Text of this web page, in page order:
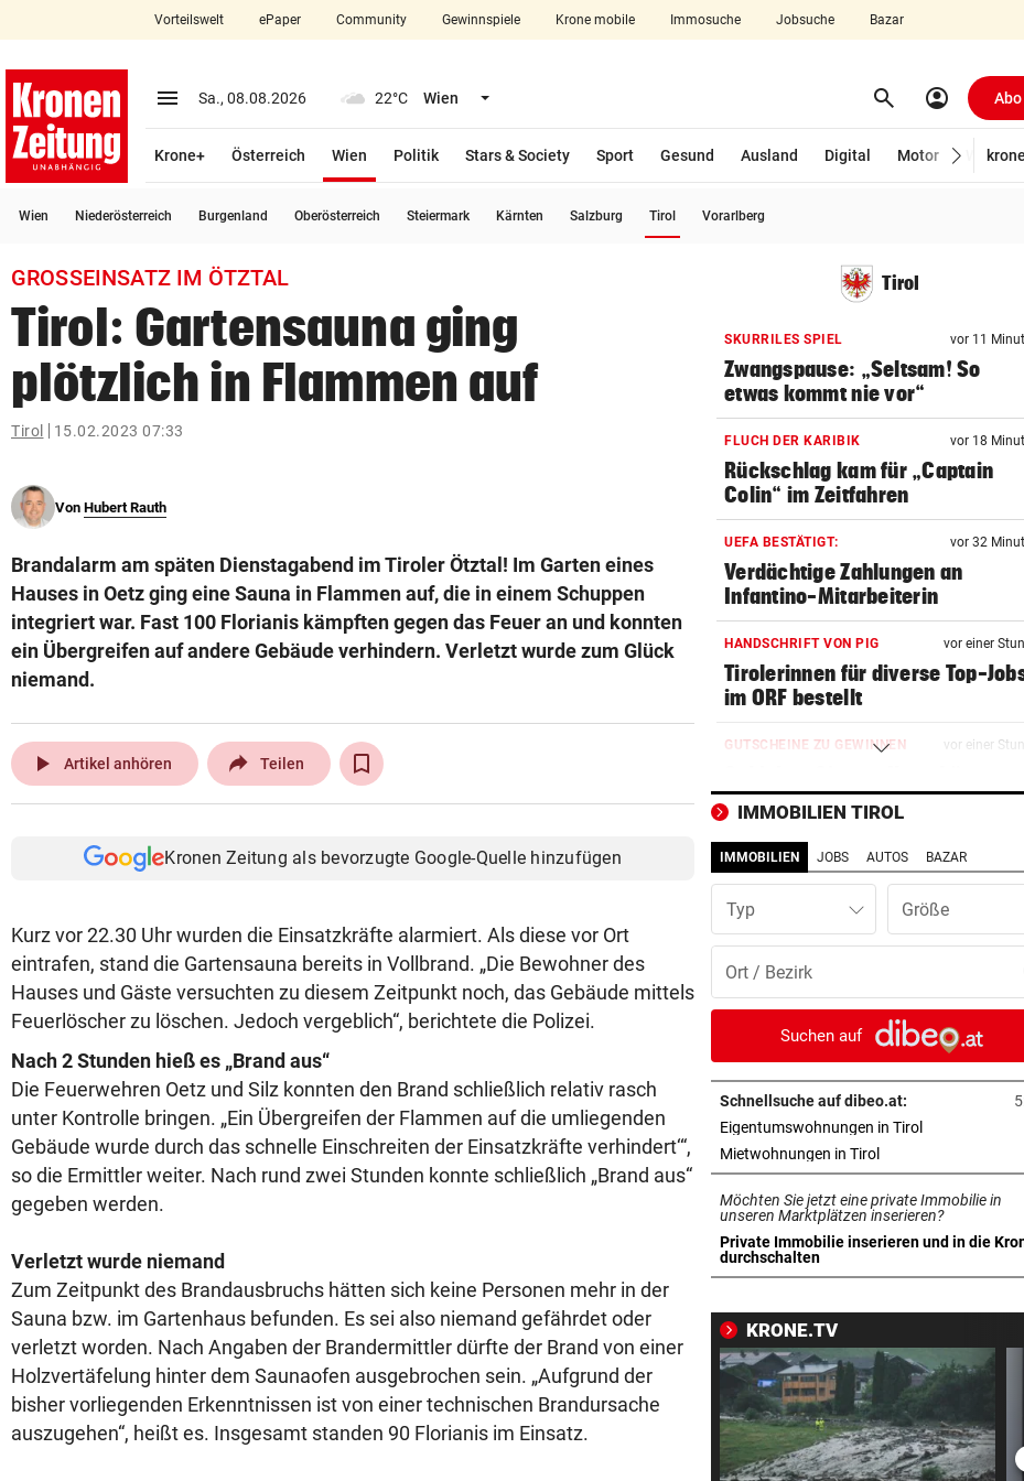
closeSchließen
account_circle Anmelden
arrow_right
bookmark
search
Suchbegriff
eingeben
© Krone Multimedia GmbH & Co KG 2026
Vorteilswelt ePaper Community Gewinnspiele Krone mobile Immosuche Jobsuche Bazar
menu Menü aufklappen
Sa., 08.08.2026 22°C Wien Menü aufklappen search Suchen
account_circle Abo
Krone+ Österreich Wien
Politik
Stars & Society Sport Gesund Ausland Digital Motor
Wien Niederösterreich Burgenland Oberösterreich Steiermark Kärnten Salzburg Tirol Vorarlberg
GROSSEINSATZ IM ÖTZTAL
Tirol: Gartensauna ging
plötzlich in Flammen auf
Tirol 15.02.2023 07:33
Von Hubert Rauth
Brandalarm am späten Dienstagabend im Tiroler Ötztal! Im Garten eines
Hauses in Oetz ging eine Sauna in Flammen auf, die in einem Schuppen
integriert war. Fast 100 Florianis kämpften gegen das Feuer an und konnten
ein Übergreifen auf andere Gebäude verhindern. Verletzt wurde zum Glück
niemand.
play_arrow Artikel anhören Teilen
Kronen Zeitung als bevorzugte Google-Quelle hinzufügen
Kurz vor 22.30 Uhr wurden die Einsatzkräfte alarmiert. Als diese vor Ort
eintrafen, stand die Gartensauna bereits in Vollbrand. „Die Bewohner des
Hauses und Gäste versuchten zu diesem Zeitpunkt noch, das Gebäude mittels
Feuerlöscher zu löschen. Jedoch vergeblich“, berichtete die Polizei.
Nach 2 Stunden hieß es „Brand aus“
Die Feuerwehren Oetz und Silz konnten den Brand schließlich relativ rasch
unter Kontrolle bringen. „Ein Übergreifen der Flammen auf die umliegenden
Gebäude wurde durch das schnelle Einschreiten der Einsatzkräfte verhindert‘“,
so die Ermittler weiter. Nach rund zwei Stunden konnte schließlich „Brand aus“
gegeben werden.
Verletzt wurde niemand
Zum Zeitpunkt des Brandausbruchs hätten sich keine Personen mehr in der
Sauna bzw. im Gartenhaus befunden. Es sei also niemand gefährdet oder
verletzt worden. Nach Angaben der Brandermittler dürfte der Brand von einer
Holzvertäfelung hinter dem Saunaofen ausgebrochen sein. „Aufgrund der
bisher vorliegenden Erkenntnissen ist von einer technischen Brandursache
auszugehen“, heißt es. Insgesamt standen 90 Florianis im Einsatz.
Tirol
SKURRILES SPIEL vor 11
Zwangspause: „Seltsam! So
etwas kommt nie vor“
FLUCH DER KARIBIK vor 18
Rückschlag kam für „Captain
Colin“ im Zeitfahren
UEFA BESTÄTIGT: vor 32
Verdächtige Zahlungen an
Infantino-Mitarbeiterin
HANDSCHRIFT VON PIG vor einer
Tirolerinnen für diverse Top-
im ORF bestellt
GUTSCHEINE ZU GEWINNEN vor einer
Katzenfoto!
NOCH IMMER OHNE PASS
GZSZ-Star Olivia über ihr Leben
Österreich
VORSCHLAG FÜR ROUTE vor einer
Land Salzburg hält dem S-Link
Bahn frei
POSSE UM ÖFB-CAMPUS vor einer
Wie Bezirksvorsteher Nevrivy an
der MA 7 scheitert
4933,33 € VON BLINDEM
Grillhaus-Abzocke: Neuer Name,
und weiter geht‘s
UMBAU IM STADION vor einer
Druck kennt die SV Ried derzeit
TROTZDEM STARK BEI EM vor einer
Beim Spazieren am Kopf verletzt:
„War echt blöd“
MARIO KUNASEK FORDERT: vor einer
IMMOBILIEN TIROL
IMMOBILIEN JOBS AUTOS BAZAR
Typ
Suchen auf
Schnellsuche auf dibeo.at:
Eigentumswohnungen in Tirolin neuem Tab
Mietwohnungen in Tirolin neuem Tab öffnen
Möchten Sie jetzt eine private Immobilie in
unseren Marktplätzen inserieren?
Private Immobilie inserieren und in die
durchschalten
in neuem Tab öffnen
KRONE.TV